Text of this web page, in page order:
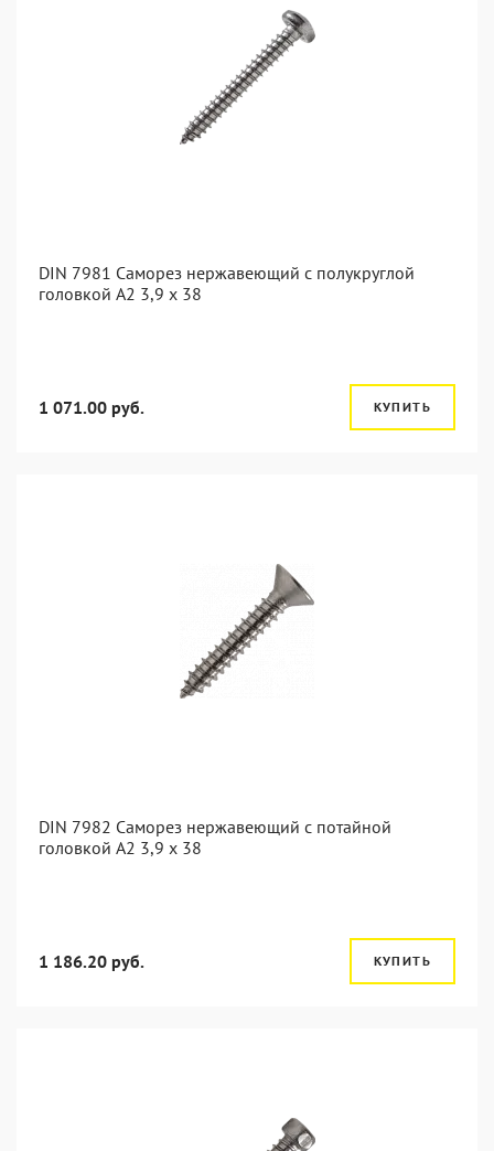
DIN 7981 Саморез нержавеющий с полукруглой
головкой А2 3,9 x 38
1 071.00 руб. КУПИТЬ
DIN 7982 Саморез нержавеющий с потайной
головкой А2 3,9 x 38
1 186.20 руб. КУПИТЬ